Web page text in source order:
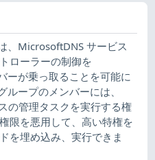
、MicrosoftDNS サービス
ローラーの制御を
ーが乗っ取ることを可能に
ープのメンバーには、
の管理タスクを実行する権
限を悪用して、高い特権を
を埋め込み、実行できま